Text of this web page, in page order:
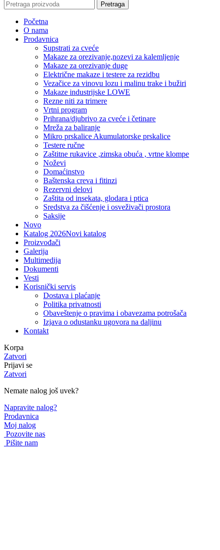
Pretraga
Početna
O nama
Prodavnica
Supstrati za cveće
Makaze za orezivanje,nozevi za kalemljenje
Makaze za orezivanje duge
Električne makaze i testere za rezidbu
Vezačice za vinovu lozu i malinu trake i bužiri
Makaze industrijske LOWE
Rezne niti za trimere
Vrtni program
Prihrana/djubrivo za cveće i četinare
Mreža za baliranje
Mikro prskalice Akumulatorske prskalice
Testere ručne
Zaštitne rukavice ,zimska obuća , vrtne klompe
Noževi
Domaćinstvo
Baštenska creva i fitinzi
Rezervni delovi
Zaštita od insekata, glodara i ptica
Sredstva za čišćenje i osveživači prostora
Saksije
Novo
Katalog 2026Novi katalog
Proizvođači
Galerija
Multimedija
Dokumenti
Vesti
Korisnički servis
Dostava i plaćanje
Politika privatnosti
Obaveštenje o pravima i obavezama potrošača
Izjava o odustanku ugovora na daljinu
Kontakt
Korpa
Zatvori
Prijavi se
Zatvori
Nemate nalog još uvek?
Napravite nalog?
Prodavnica
Moj nalog
Pozovite nas
Pišite nam